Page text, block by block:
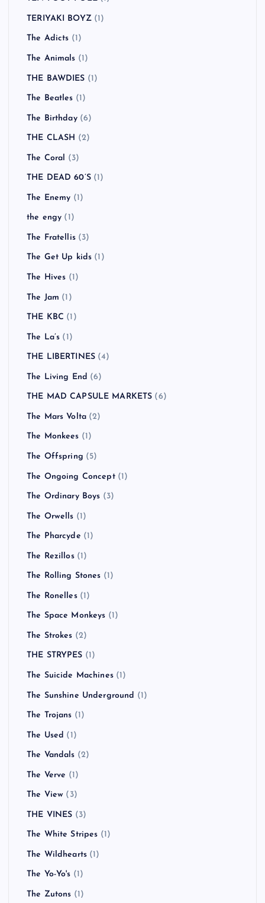
TERIYAKI BOYZ(1)
The Adicts (1)
The Animals (1)
THE BAWDIES (1)
The Beatles (1)
The Birthday(6)
THE CLASH (2)
The Coral (3)
THE DEAD 60’S(1)
The Enemy (1)
the engy (1)
The Fratellis(3)
The Get Up kids (1)
The Hives (1)
The Jam (1)
THE KBC (1)
The La’s (1)
THE LIBERTINES (4)
The Living End (6)
THE MAD CAPSULE MARKETS (6)
The Mars Volta (2)
The Monkees (1)
The Offspring (5)
The Ongoing Concept(1)
The Ordinary Boys (3)
The Orwells (1)
The Pharcyde (1)
The Rezillos(1)
The Rolling Stones (1)
The Ronelles(1)
The Space Monkeys (1)
The Strokes (2)
THE STRYPES (1)
The Suicide Machines(1)
The Sunshine Underground (1)
The Trojans (1)
The Used (1)
The Vandals (2)
The Verve (1)
The View (3)
THE VINES (3)
The White Stripes (1)
The Wildhearts (1)
The Yo-Yo's (1)
The Zutons (1)